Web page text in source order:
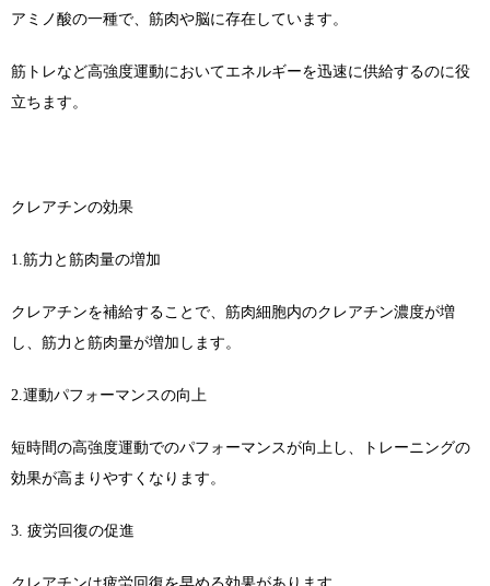
アミノ酸の一種で、筋肉や脳に存在しています。
筋トレなど高強度運動においてエネルギーを迅速に供給するのに役
立ちます。
クレアチンの効果
1.筋力と筋肉量の増加
クレアチンを補給することで、筋肉細胞内のクレアチン濃度が増
し、筋力と筋肉量が増加します。
2.運動パフォーマンスの向上
短時間の高強度運動でのパフォーマンスが向上し、トレーニングの
効果が高まりやすくなります。
3. 疲労回復の促進
クレアチンは疲労回復を早める効果があります。